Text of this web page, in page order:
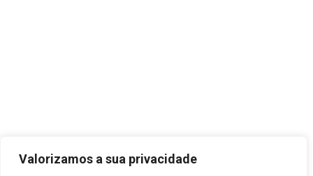
Valorizamos a sua privacidade